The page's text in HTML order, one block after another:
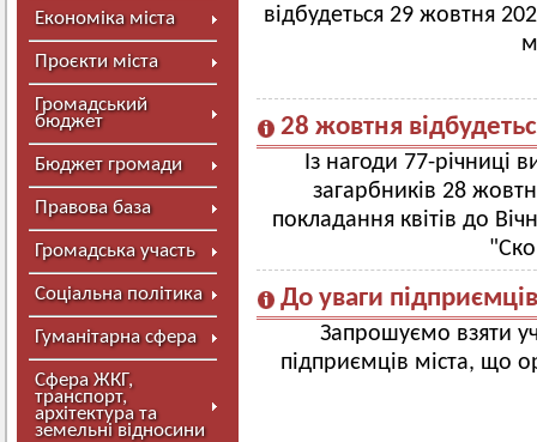
Економіка міста
Проєкти міста
Громадський
бюджет
Бюджет громади
Правова база
Громадська участь
Соціальна політика
Гуманітарна сфера
Сфера ЖКГ,
транспорт,
архітектура та
земельні відносини
відбудеться 29 жовтня
28 жовтня
Із нагоди 77-річниці
загарбників 28
покладання квітів до
До уваги
Запрошуємо взяти
підприємців міста, що